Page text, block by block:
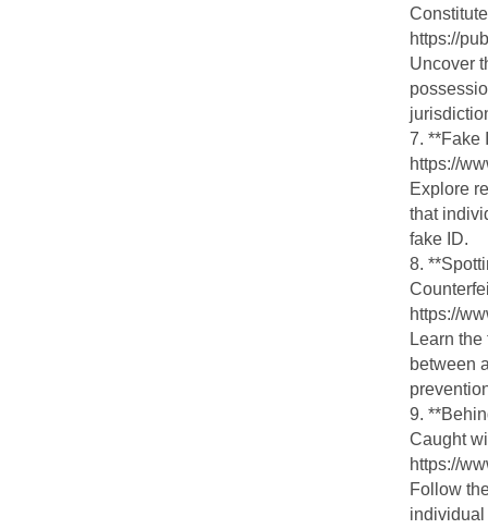
https://
Uncover
7. **Fake
https://
Explore
that
fake ID.
8.
https://
Learn
between
9.
Caught
https://
Follow
individual